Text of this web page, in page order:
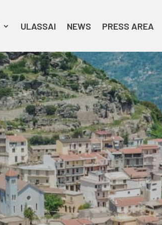
ULASSAI NEWS PRESS AREA